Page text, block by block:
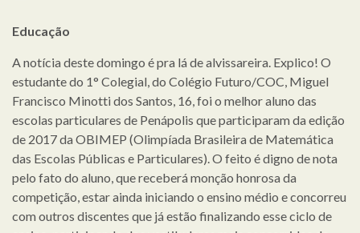
Educação
A notícia deste domingo é pra lá de alvissareira. Explico! O
estudante do 1° Colegial, do Colégio Futuro/COC, Miguel
Francisco Minotti dos Santos, 16, foi o melhor aluno das
escolas particulares de Penápolis que participaram da edição
de 2017 da OBIMEP (Olimpíada Brasileira de Matemática
das Escolas Públicas e Particulares). O feito é digno de nota
pelo fato do aluno, que receberá monção honrosa da
competição, estar ainda iniciando o ensino médio e concorreu
com outros discentes que já estão finalizando esse ciclo de